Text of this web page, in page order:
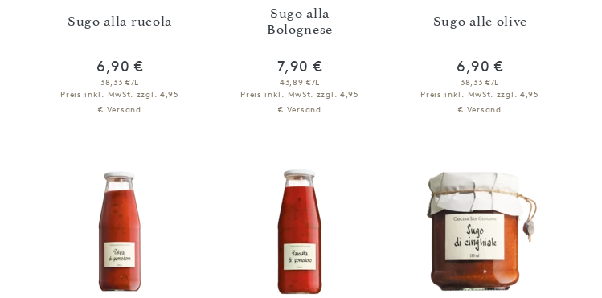
Sugo alla rucola
6,90 €
38,33 €/L
Preis inkl. MwSt. zzgl. 4,95
€ Versand
Sugo alla
Bolognese
7,90 €
43,89 €/L
Preis inkl. MwSt. zzgl. 4,95
€ Versand
Sugo alle olive
6,90 €
38,33 €/L
Preis inkl. MwSt. zzgl. 4,95
€ Versand